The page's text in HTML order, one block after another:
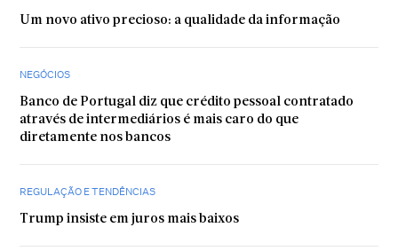
Um novo ativo precioso: a qualidade da informação
NEGÓCIOS
Banco de Portugal diz que crédito pessoal contratado
através de intermediários é mais caro do que
diretamente nos bancos
REGULAÇÃO E TENDÊNCIAS
Trump insiste em juros mais baixos